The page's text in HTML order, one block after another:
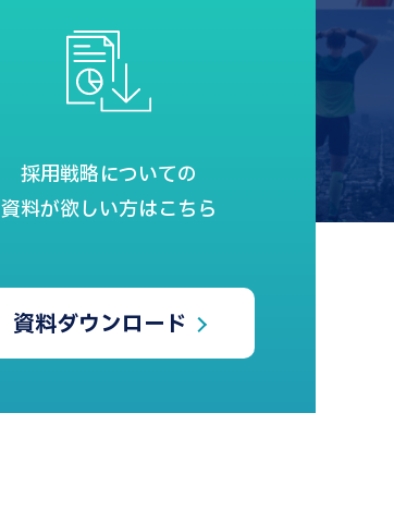
採用戦略についての
資料が欲しい方はこちら
資料ダウンロード